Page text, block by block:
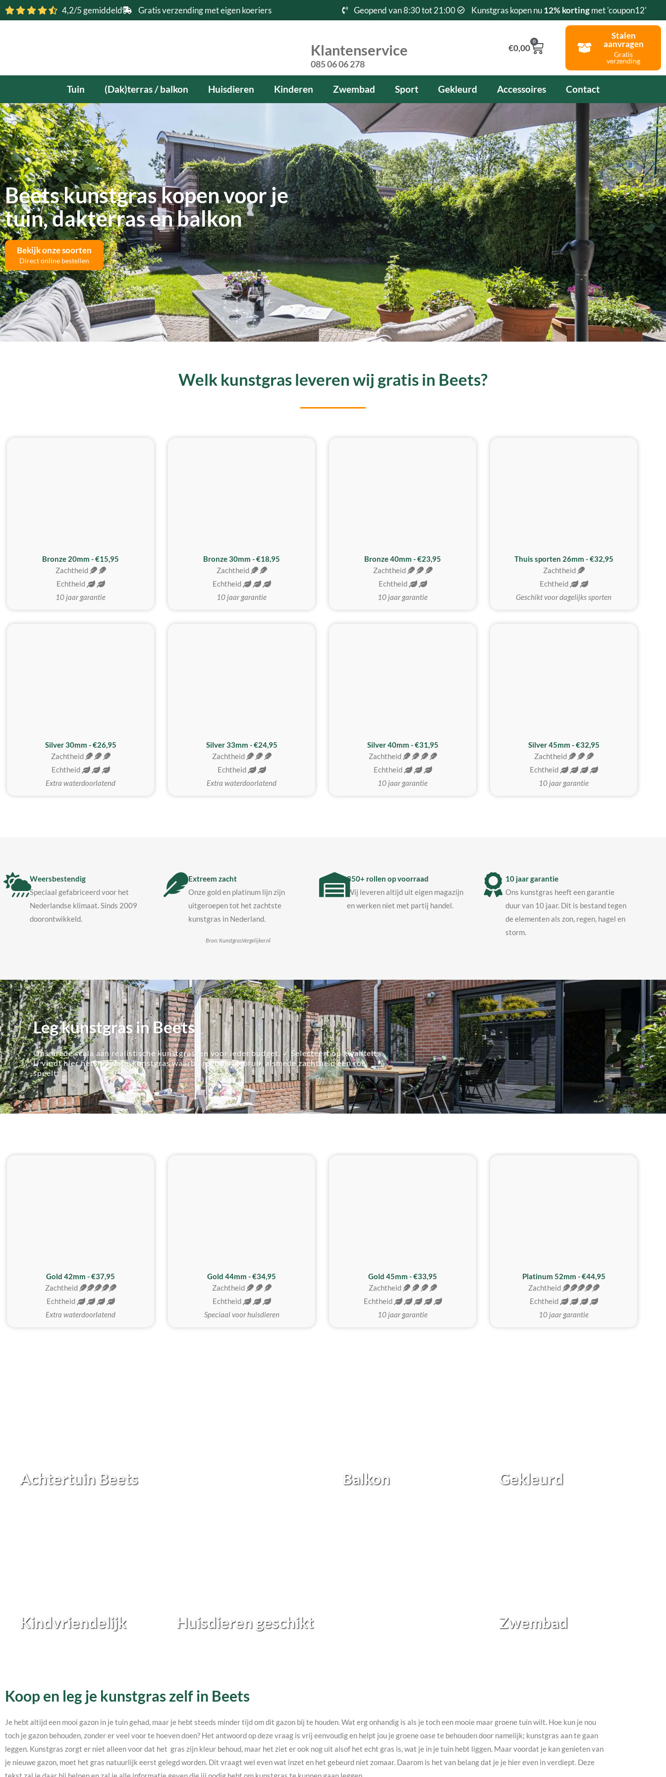
Ga
naar
4,2/5 gemiddeld Gratis verzending met eigen koeriers Geopend van 8:30 tot 21:00 Kunstgras kopen nu12% kortingmet 'coupon12'
Klantenservice
085 06 06 278
€0,00
0
Winkelwagen
Stalen
aanvragen
Gratis
verzending
Tuin (Dak)terras / balkon Huisdieren Kinderen Zwembad Sport Gekleurd Accessoires Contact
Beets kunstgras kopen voor je
tuin, dakterras en balkon
Bekijk onze soorten
Direct online bestellen
Welk kunstgras leveren wij gratis in Beets?
Bronze 20mm - €15,95
Zachtheid
Echtheid
10 jaar garantie
Bronze 30mm - €18,95
Zachtheid
Echtheid
10 jaar garantie
Bronze 40mm - €23,95
Zachtheid
Echtheid
10 jaar garantie
Thuis sporten 26mm - €32,95
Zachtheid
Echtheid
Geschikt voor dagelijks sporten
Silver 30mm - €26,95
Zachtheid
Echtheid
Extra waterdoorlatend
Silver 33mm - €24,95
Zachtheid
Echtheid
Extra waterdoorlatend
Silver 40mm - €31,95
Zachtheid
Echtheid
10 jaar garantie
MEEST GEKOZEN
Silver 45mm - €32,95
Zachtheid
Echtheid
10 jaar garantie
Weersbestendig
Speciaal gefabriceerd voor het
Nederlandse klimaat. Sinds 2009
doorontwikkeld.
Extreem zacht
Onze gold en platinum lijn zijn
uitgeroepen tot het zachtste
kunstgras in Nederland.
Bron: KunstgrasVergelijker.nl
850+ rollen op voorraad
Wij leveren altijd uit eigen magazijn
en werken niet met partij handel.
10 jaar garantie
Ons kunstgras heeft een garantie
duur van 10 jaar. Dit is bestand tegen
de elementen als zon, regen, hagel en
storm.
Leg kunstgras in Beets
Ons brede scala aan realistische kunstgrassen voor ieder budget. ✓ Selecteert op kwaliteit.
U vindt hier het 'mooiste' kunstgras waarbij regulier gebruik alsmede zachtheid een rol
speelt.
Gold 42mm - €37,95
Zachtheid
Echtheid
Extra waterdoorlatend
Gold 44mm - €34,95
Zachtheid
Echtheid
Speciaal voor huisdieren
Gold 45mm - €33,95
Zachtheid
Echtheid
10 jaar garantie
Platinum 52mm - €44,95
Zachtheid
Echtheid
10 jaar garantie
Achtertuin Beets Balkon Gekleurd
Kindvriendelijk Huisdieren geschikt Zwembad
Koop en leg je kunstgras zelf in Beets
Je hebt altijd een mooi gazon in je tuin gehad, maar je hebt steeds minder tijd om dit gazon bij te houden. Wat erg onhandig is als je toch een mooie maar groene tuin wilt. Hoe kun je nou
toch je gazon behouden, zonder er veel voor te hoeven doen? Het antwoord op deze vraag is vrij eenvoudig en helpt jou je groene oase te behouden door namelijk; kunstgras aan te gaan
leggen. Kunstgras zorgt er niet alleen voor dat het gras zijn kleur behoud, maar het ziet er ook nog uit alsof het echt gras is, wat je in je tuin hebt liggen. Maar voordat je kan genieten van
je nieuwe gazon, moet het gras natuurlijk eerst gelegd worden. Dit vraagt wel even wat inzet en het gebeurd niet zomaar. Daarom is het van belang dat je je hier even in verdiept. Deze